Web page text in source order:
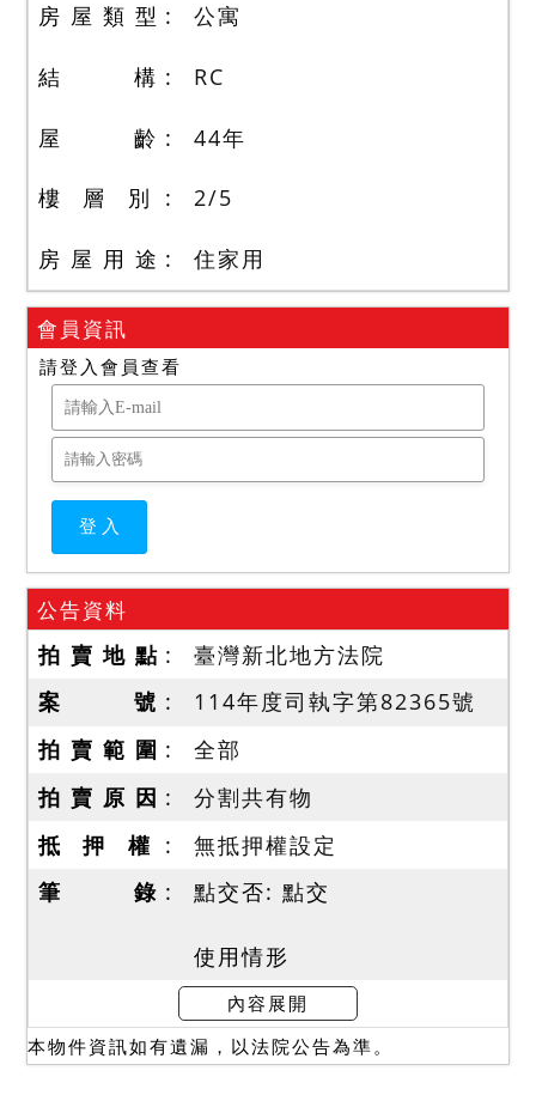
房 屋 類 型 公寓
結 構 RC
屋 齡 44年
樓 層 別 2/5
房 屋 用 途 住家用
會員資訊
請登入會員查看
公告資料
拍 賣 地 點
臺灣新北地方法院
案 號
114年度司執字第82365號
拍 賣 範 圍
全部
拍 賣 原 因
分割共有物
抵 押 權
無抵押權設定
筆 錄
點交否: 點交
使用情形
一、本件建物查封時，債務
人女兒在場稱房屋現由債務
人及其家屬自住，無出租予
內容展開
本物件資訊如有遺漏，以法院公告為準。